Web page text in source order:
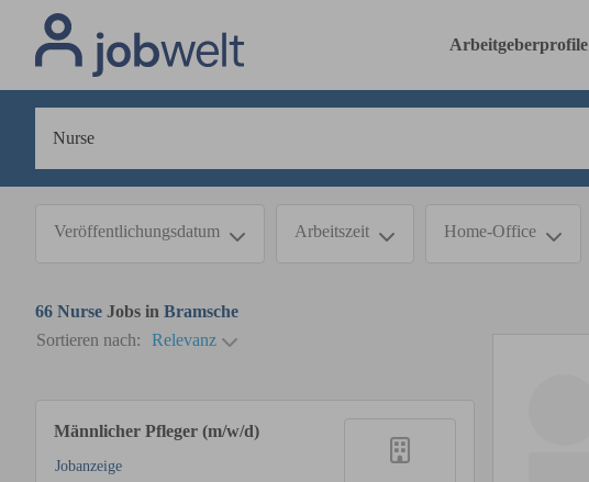
Arbeitgeberprofile
Veröffentlichungsdatum Arbeitszeit Home-Office
66 Nurse Jobs in Bramsche
Sortieren nach:
Relevanz
Männlicher Pfleger (m/w/d)
Jobanzeige